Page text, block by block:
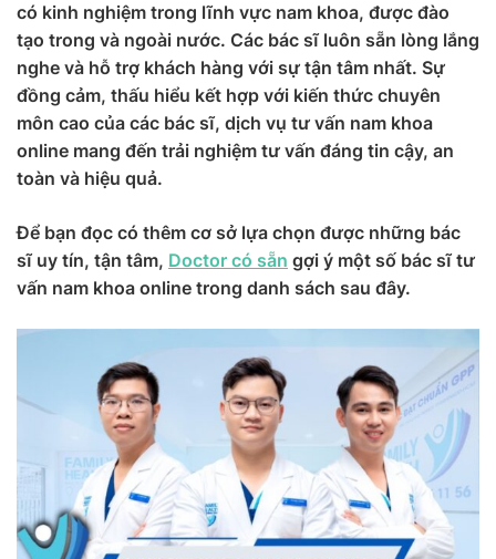
có kinh nghiệm trong lĩnh vực nam khoa, được đào
tạo trong và ngoài nước. Các bác sĩ luôn sẵn lòng lắng
nghe và hỗ trợ khách hàng với sự tận tâm nhất. Sự
đồng cảm, thấu hiểu kết hợp với kiến thức chuyên
môn cao của các bác sĩ, dịch vụ tư vấn nam khoa
online mang đến trải nghiệm tư vấn đáng tin cậy, an
toàn và hiệu quả.
Để bạn đọc có thêm cơ sở lựa chọn được những bác
sĩ uy tín, tận tâm, Doctor có sẵn gợi ý một số bác sĩ tư
vấn nam khoa online trong danh sách sau đây.